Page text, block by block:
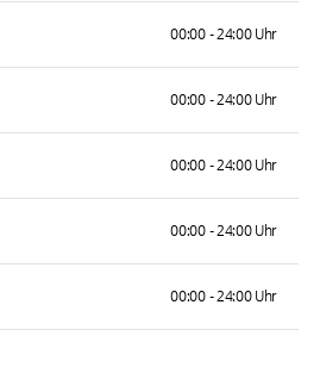
00:00 - 24:00 Uhr
00:00 - 24:00 Uhr
00:00 - 24:00 Uhr
00:00 - 24:00 Uhr
00:00 - 24:00 Uhr